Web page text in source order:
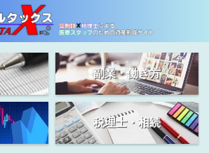
副業・働き方
税理士・相続